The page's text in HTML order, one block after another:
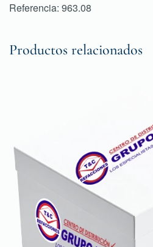
Referencia: 963.08
Productos relacionados